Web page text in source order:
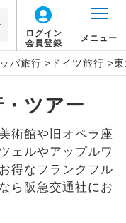
ログイン
会員登録
メニュー
パ旅行 > ドイツ旅行 >
ツアー
術館や旧オペラ座
ェルやアップルワ
得なフランクフル
ら阪急交通社にお
三沢
木 金 土